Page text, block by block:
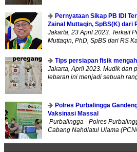
Pernyataan Sikap PB IDI
Zainal Muttaqin, SpBS(K) dari
Jakarta, 23 April 2023. Terkait
Muttaqin, PhD, SpBS dari RS
Tips persiapan fisik
Jakarta, April 2023. Mudik dan
lebaran ini menjadi sebuah
Polres Purbalingga
Vaksinasi Massal
Purbalingga - Polres
Cabang Nahdlatul Ulama